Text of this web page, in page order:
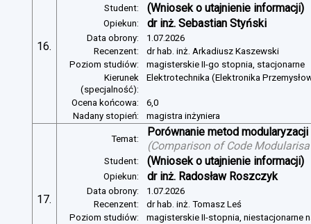
16.
Student: (Wniosek o utajnienie informacji)
Opiekun: dr inż. Sebastian Styński
Data obrony:
1.07.2026
Recenzent:
dr hab. inż. Arkadiusz Kaszewski
Poziom studiów:
magisterskie II-go stopnia, stacjonarne
Kierunek
(specjalność):
Elektrotechnika (Elektronika
Ocena końcowa:
6,0
Nadany stopień:
magistra inżyniera
17.
Temat:
Porównanie metod
(Comparison of Code
Student: (Wniosek o utajnienie informacji)
Opiekun: dr inż. Radosław Roszczyk
Data obrony:
1.07.2026
Recenzent:
dr hab. inż. Tomasz Leś
Poziom studiów:
magisterskie II-stopnia, niestacjonarne